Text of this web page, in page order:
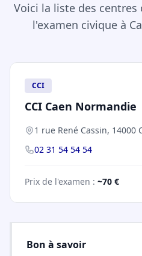
Voici la liste des centres
l'examen civique à
CCI
CCI Caen Normandie
1 rue René Cassin, 14000
02 31 54 54 54
Prix de l'examen : ~70 €
Bon à savoir